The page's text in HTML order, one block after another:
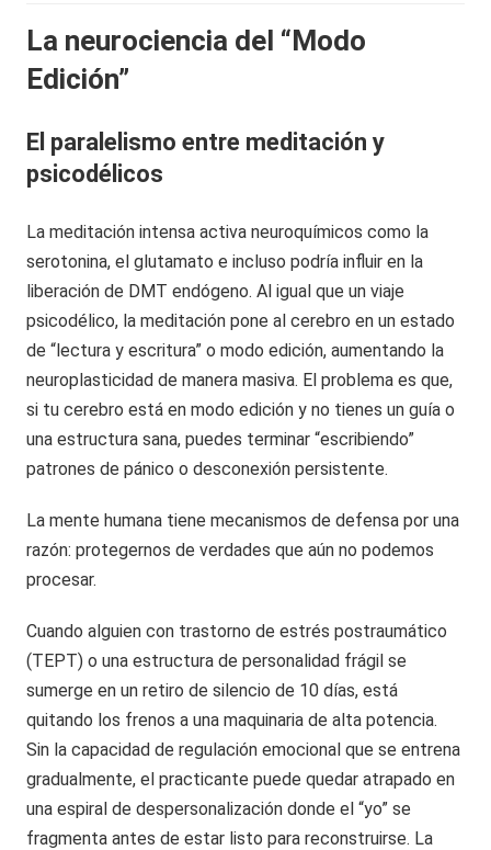
La neurociencia del “Modo
Edición”
El paralelismo entre meditación y
psicodélicos
La meditación intensa activa neuroquímicos como la
serotonina, el glutamato e incluso podría influir en la
liberación de DMT endógeno. Al igual que un viaje
psicodélico, la meditación pone al cerebro en un estado
de “lectura y escritura” o modo edición, aumentando la
neuroplasticidad de manera masiva. El problema es que,
si tu cerebro está en modo edición y no tienes un guía o
una estructura sana, puedes terminar “escribiendo”
patrones de pánico o desconexión persistente.
La mente humana tiene mecanismos de defensa por una
razón: protegernos de verdades que aún no podemos
procesar.
Cuando alguien con trastorno de estrés postraumático
(TEPT) o una estructura de personalidad frágil se
sumerge en un retiro de silencio de 10 días, está
quitando los frenos a una maquinaria de alta potencia.
Sin la capacidad de regulación emocional que se entrena
gradualmente, el practicante puede quedar atrapado en
una espiral de despersonalización donde el “yo” se
fragmenta antes de estar listo para reconstruirse. La